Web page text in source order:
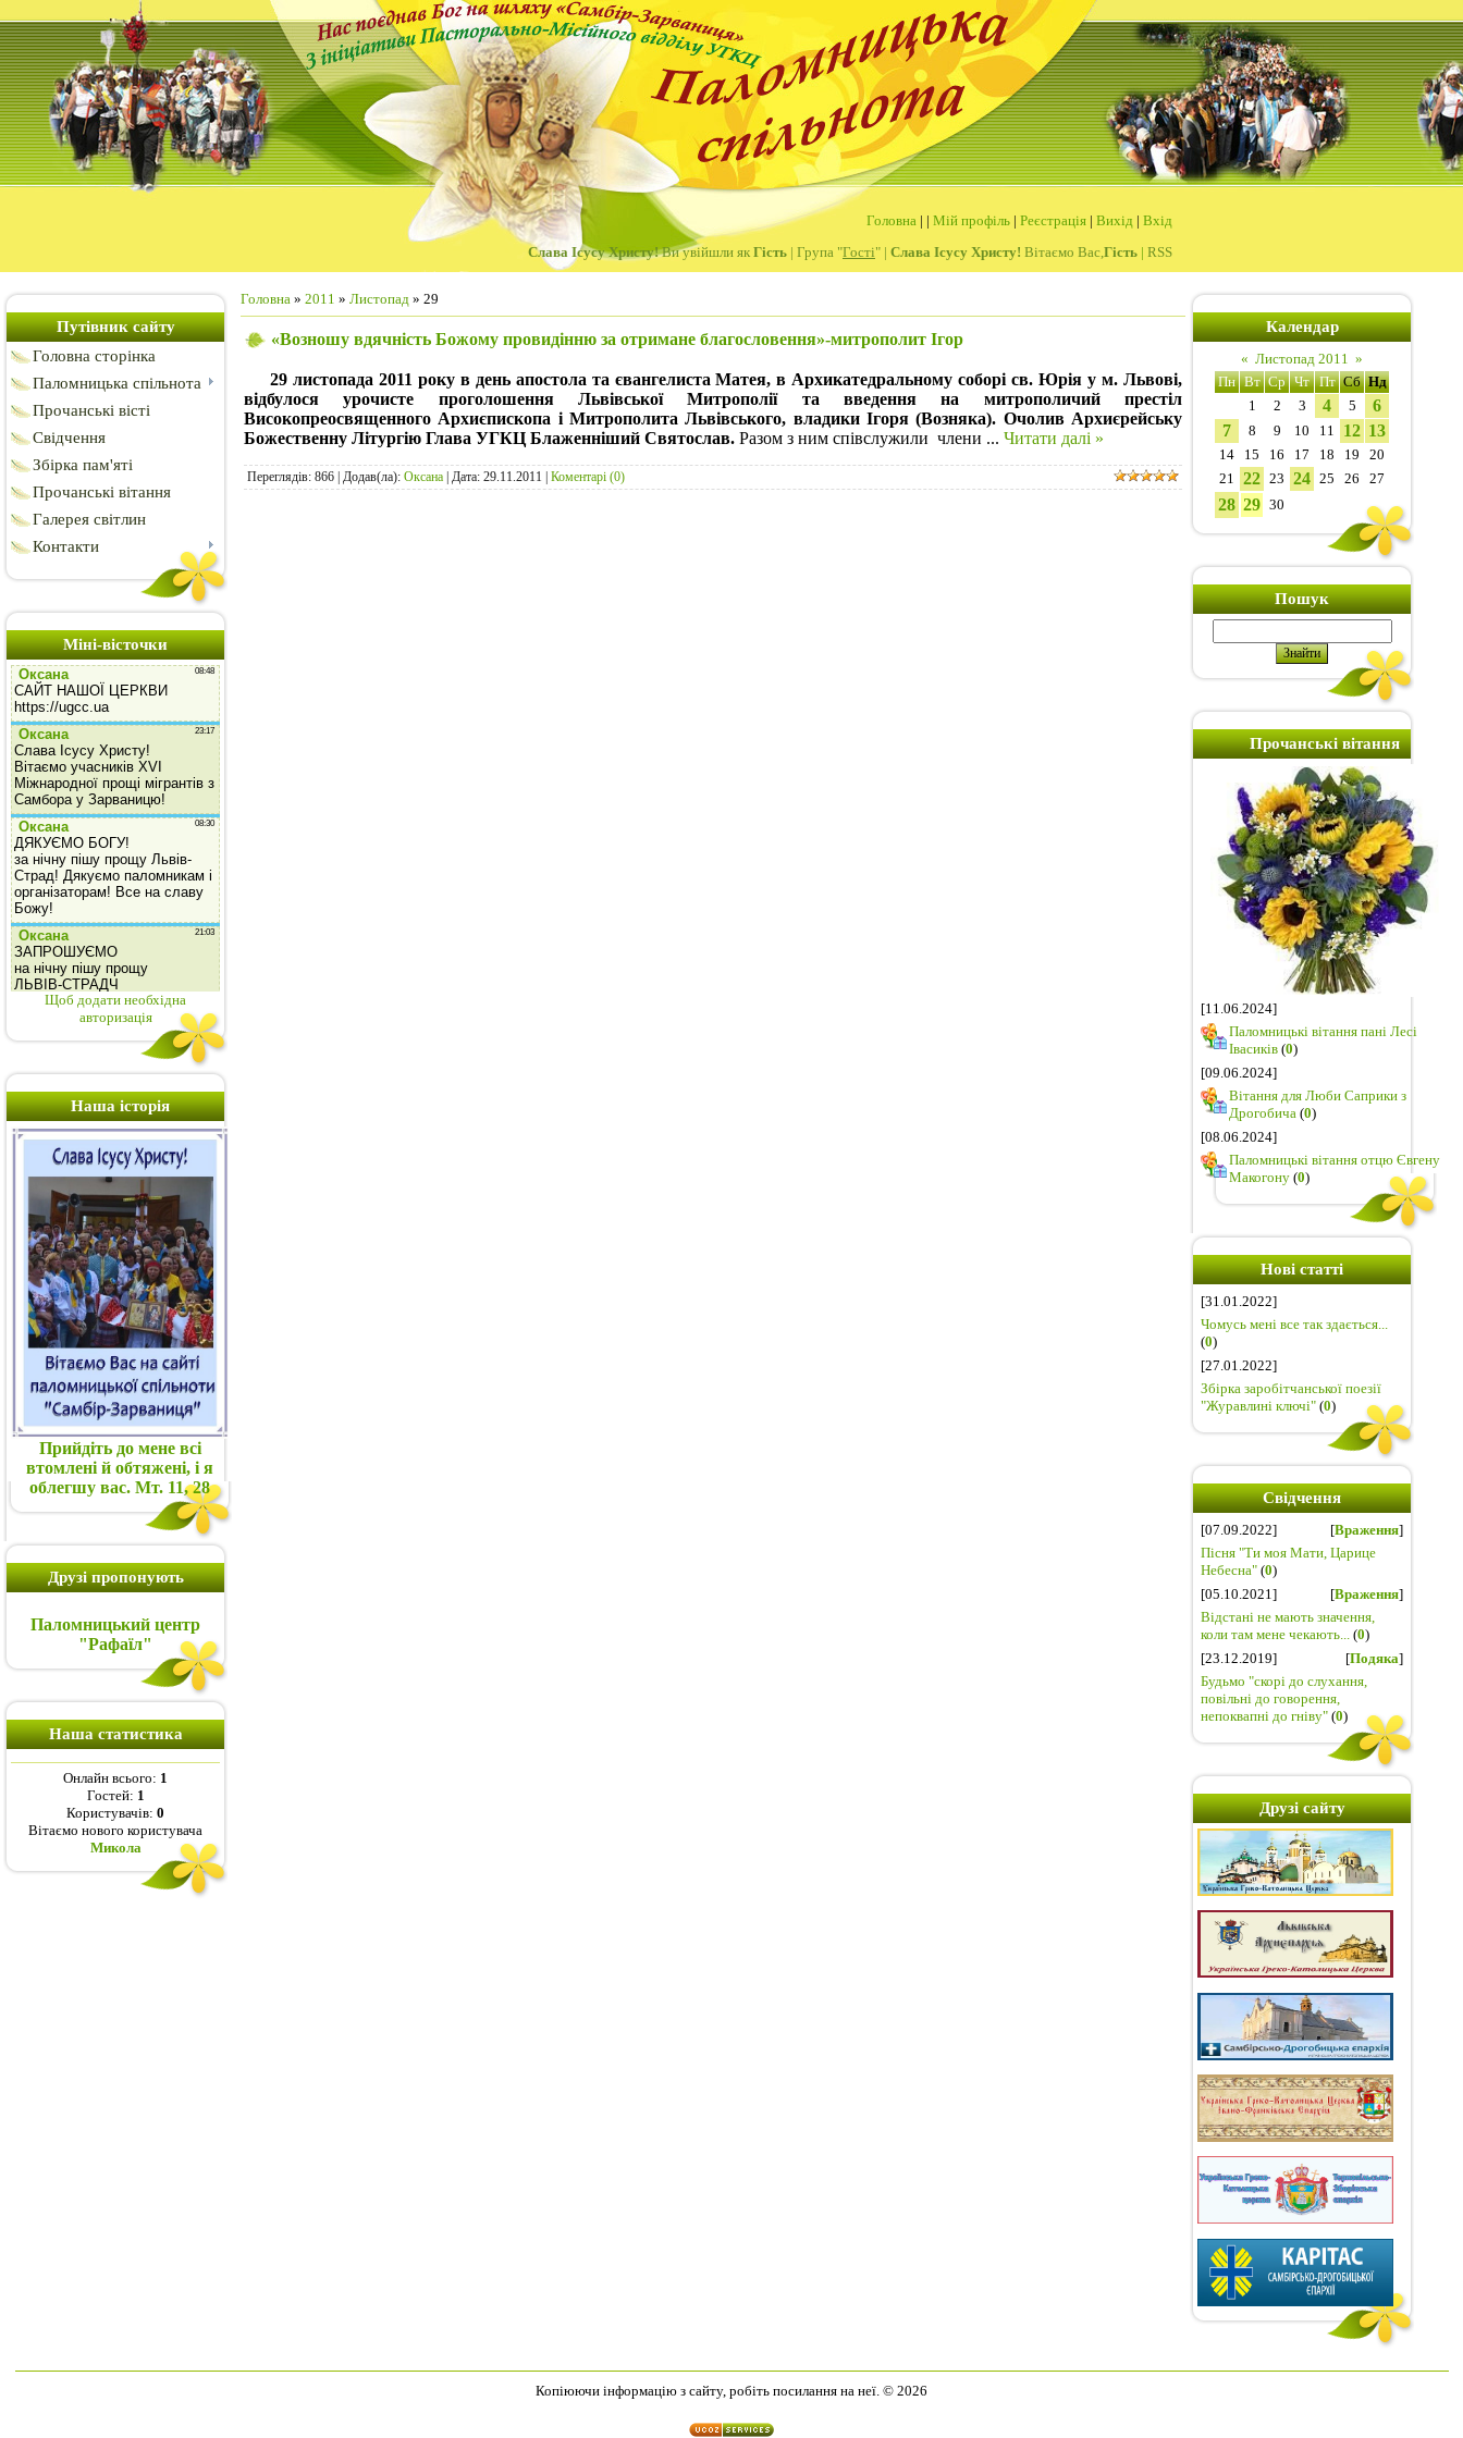
Головна | | Мій профіль | Реєстрація | Вихід | Вхід
Слава Ісусу Христу!Ви увійшли як Гість | Група "Гості" | Слава Ісусу Христу! Вітаємо Вас, Гість | RSS
Путівник сайту
Головна сторінка
Паломницька спільнота
Прочанські вісті
Свідчення
Збірка пам'яті
Прочанські вітання
Галерея світлин
Контакти
Міні-вісточки
Щоб додати необхідна
авторизація
Наша історія
Прийдіть до мене всі
втомлені й обтяжені, і я
облегшу вас. Мт. 11, 28
Друзі пропонують
Паломницький центр
"Рафаїл"
Наша статистика
Онлайн всього: 1
Гостей: 1
Користувачів: 0
Вітаємо нового користувача
Микола
Головна » 2011 » Листопад » 29
«Возношу вдячність Божому провидінню за отримане благословення»-митрополит Ігор
29 листопада 2011 року в день апостола та євангелиста Матея, в Архикатедральному соборі св. Юрія у м. Львові,
відбулося урочисте проголошення Львівської Митрополії та введення на митрополичий престіл
Високопреосвященного Архиєпископа і Митрополита Львівського, владики Ігоря (Возняка). Очолив Архиєрейську
Божественну Літургію Глава УГКЦ Блаженніший Святослав. Разом з ним співслужили члени ... Читати далі »
Переглядів: 866 | Додав(ла): Оксана | Дата: 29.11.2011 Коментарі (0)
Календар
« Листопад 2011 »
Пн Вт Ср Чт Пт Сб Нд
1
2 3 4 5
6
7
8 9 10 11 12 13
14 15 16 17 18 19
20
21 22 23 24 25 26 27
28 29 30
Пошук
Прочанські вітання
[11.06.2024]
Паломницькі вітання пані Лесі
Івасиків (0)
[09.06.2024]
Вітання для Люби Саприки з
Дрогобича (0)
[08.06.2024]
Паломницькі вітання отцю Євгену
Макогону (0)
Нові статті
[31.01.2022]
Чомусь мені все так здається...
(0)
[27.01.2022]
Збірка заробітчанської поезії
"Журавлині ключі" (0)
Свідчення
[07.09.2022] [Враження]
Пісня "Ти моя Мати, Царице
Небесна" (0)
[05.10.2021]
[Враження]
Відстані не мають значення,
коли там мене чекають... (0)
[23.12.2019]
[Подяка]
Будьмо "скорі до слухання,
повільні до говорення,
непоквапні до гніву" (0)
Друзі сайту
Копіюючи інформацію з сайту, робіть посилання на неї. © 2026